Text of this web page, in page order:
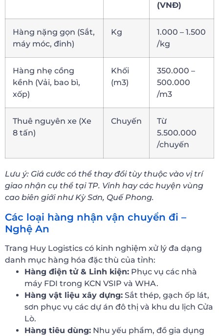
(VNĐ)
Hàng nặng gọn (Sắt,
máy móc, đinh)
Kg
1.000 – 1.500
/kg
Hàng nhẹ cồng
kềnh (Vải, bao bì,
xốp)
Khối
(m3)
350.000 –
500.000
/m3
Thuê nguyên xe (Xe
8 tấn)
Chuyến
Từ
5.500.000
/chuyến
Lưu ý: Giá cước có thể thay đổi tùy thuộc vào vị trí
giao nhận cụ thể tại TP. Vinh hay các huyện vùng
cao biên giới như Kỳ Sơn, Quế Phong.
Các loại hàng nhận vận chuyển đi –
Nghệ An
Trang Huy Logistics có kinh nghiệm xử lý đa dạng
danh mục hàng hóa đặc thù của tỉnh:
Hàng điện tử & Linh kiện: Phục vụ các nhà
máy FDI trong KCN VSIP và WHA.
Hàng vật liệu xây dựng: Sắt thép, gạch ốp lát,
sơn phục vụ các dự án đô thị và khu du lịch Cửa
Lò.
Hàng tiêu dùng: Nhu yếu phẩm, đồ gia dụng